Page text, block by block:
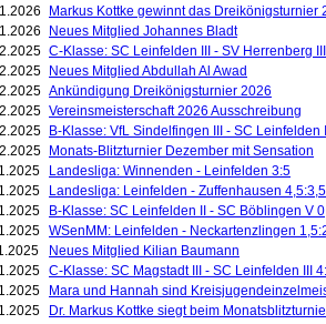
Markus Kottke gewinnt das Dreikönigsturnier
Neues Mitglied Johannes Bladt
C-Klasse: SC Leinfelden III - SV Herrenberg
Neues Mitglied Abdullah Al Awad
Ankündigung Dreikönigsturnier 2026
Vereinsmeisterschaft 2026 Ausschreibung
B-Klasse: VfL Sindelfingen III - SC Leinfelden
Monats-Blitzturnier Dezember mit Sensation
Landesliga: Winnenden - Leinfelden 3:5
Landesliga: Leinfelden - Zuffenhausen 4,5:3,5
B-Klasse: SC Leinfelden II - SC Böblingen V
WSenMM: Leinfelden - Neckartenzlingen
Neues Mitglied Kilian Baumann
C-Klasse: SC Magstadt III - SC Leinfelden III
Mara und Hannah sind
Dr. Markus Kottke siegt beim